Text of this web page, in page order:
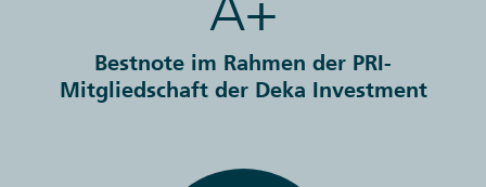
A+
Bestnote im Rahmen der PRI-
Mitgliedschaft der Deka Investment